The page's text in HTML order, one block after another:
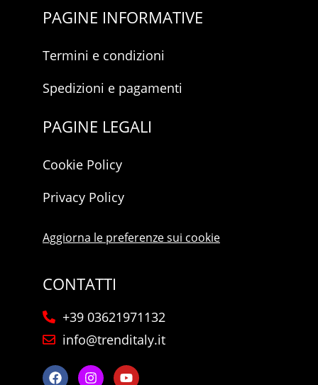
PAGINE INFORMATIVE
Termini e condizioni
Spedizioni e pagamenti
PAGINE LEGALI
Cookie Policy
Privacy Policy
Aggiorna le preferenze sui cookie
CONTATTI
+39 03621971132
info@trenditaly.it